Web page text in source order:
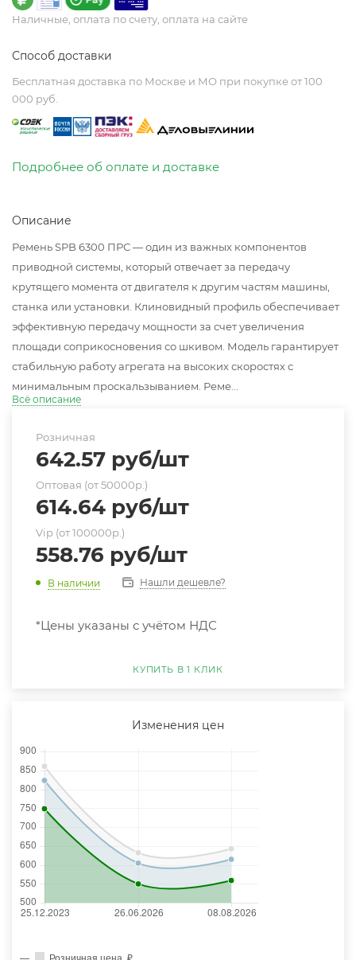
Наличные, оплата по счету, оплата на сайте
Способ доставки
Бесплатная доставка по Москве и МО при покупке от 100
000 руб.
Подробнее об оплате и доставке
Описание
Ремень SPB 6300 ПРС — один из важных компонентов
приводной системы, который отвечает за передачу
крутящего момента от двигателя к другим частям машины,
станка или установки. Клиновидный профиль обеспечивает
эффективную передачу мощности за счет увеличения
площади соприкосновения со шкивом. Модель гарантирует
стабильную работу агрегата на высоких скоростях с
минимальным проскальзыванием. Реме...
Всё описание
Розничная
642.57 руб/шт
Оптовая (от 50000р.)
614.64 руб/шт
Vip (от 100000р.)
558.76 руб/шт
В наличии Нашли дешевле?
*Цены указаны с учётом НДС
КУПИТЬ В 1 КЛИК
Изменения цен